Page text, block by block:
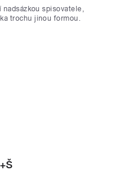
spisovatele,
trochu jinou formou.